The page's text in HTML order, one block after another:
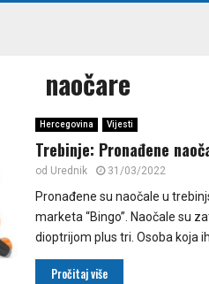
naočare
Hercegovina Vijesti
Trebinje: Pronađene
od Urednik 31/03/2022
Pronađene su naočale u
marketa “Bingo”. Naočale su
dioptrijom plus tri. Osoba koja
Pročitaj više